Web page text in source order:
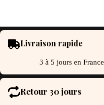
Livraison rapide
3 à 5 jours en France
Retour 30 jours